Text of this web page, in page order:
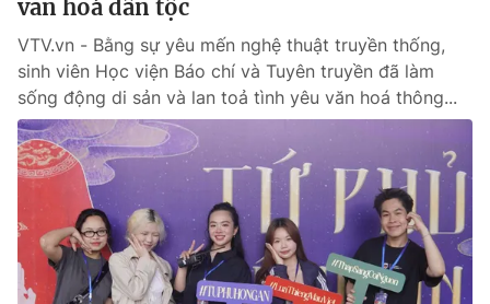
THỜI BÁO VTV
Theo dõi báo trên
Cơ quan chủ quản:Đài Truyền hình Việt Nam
Cơ quan báo chí:Thời báo VTV
văn hoá dân tộc
VTV.vn - Bằng sự yêu mến nghệ thuật truyền thống,
sinh viên Học viện Báo chí và Tuyên truyền đã làm
sống động di sản và lan toả tình yêu văn hoá thông...